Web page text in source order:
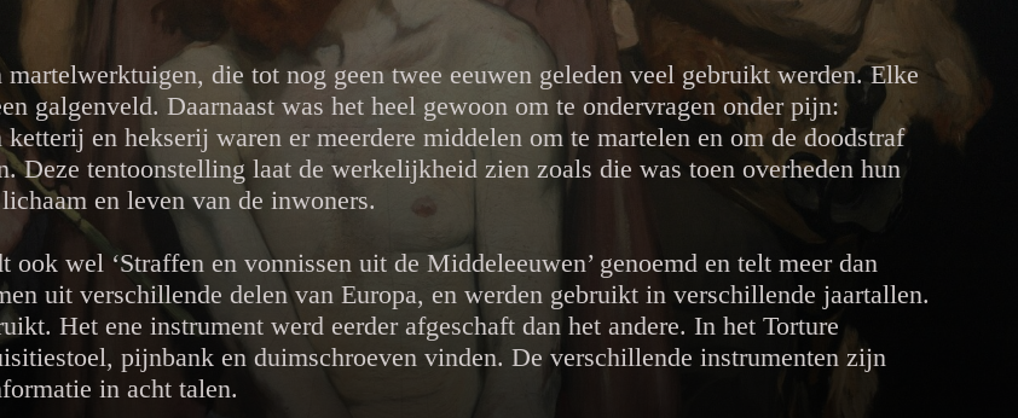
die tot nog geen twee eeuwen geleden veel gebruikt werden. Elke
galgenveld. Daarnaast was het heel gewoon om te ondervragen onder pijn:
en hekserij waren er meerdere middelen om te martelen en om de doodstraf
Deze tentoonstelling laat de werkelijkheid zien zoals die was toen overheden hun
en leven van de inwoners.
wel ‘Straffen en vonnissen uit de Middeleeuwen’ genoemd en telt meer dan
uit verschillende delen van Europa, en werden gebruikt in verschillende jaartallen.
Het ene instrument werd eerder afgeschaft dan het andere. In het Torture
pijnbank en duimschroeven vinden. De verschillende instrumenten zijn
in acht talen.